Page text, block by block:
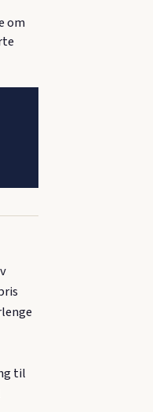
om
til